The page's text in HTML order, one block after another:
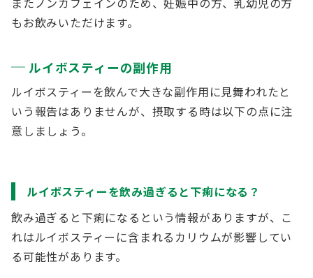
もお飲みいただけます。
ルイボスティーの副作用
ルイボスティーを飲んで大きな副作用に見舞われたと
いう報告はありませんが、摂取する時は以下の点に注
意しましょう。
ルイボスティーを飲み過ぎると下痢になる？
飲み過ぎると下痢になるという情報がありますが、こ
れはルイボスティーに含まれるカリウムが影響してい
る可能性があります。